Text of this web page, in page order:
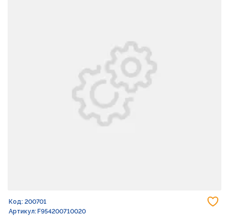
Код: 200701
Артикул: F954200710020